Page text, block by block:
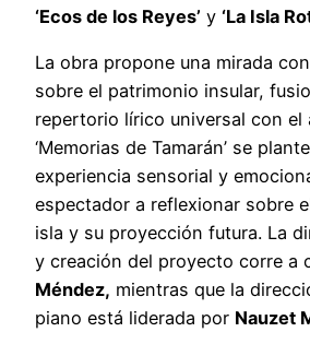
‘Ecos de los Reyes’ y ‘La Isla
La obra propone una mirada
sobre el patrimonio insular,
repertorio lírico universal con el
‘Memorias de Tamarán’ se
experiencia sensorial y
espectador a reflexionar sobre
isla y su proyección futura. La
y creación del proyecto corre a
Méndez, mientras que la
piano está liderada por Nauzet